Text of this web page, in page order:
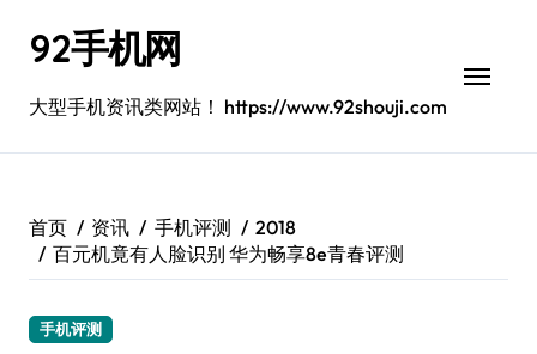
92手机网
大型手机资讯类网站！ https://www.92shouji.com
首页 资讯 手机评测
2018
百元机竟有人脸识别 华为畅享8e青春评测
手机评测